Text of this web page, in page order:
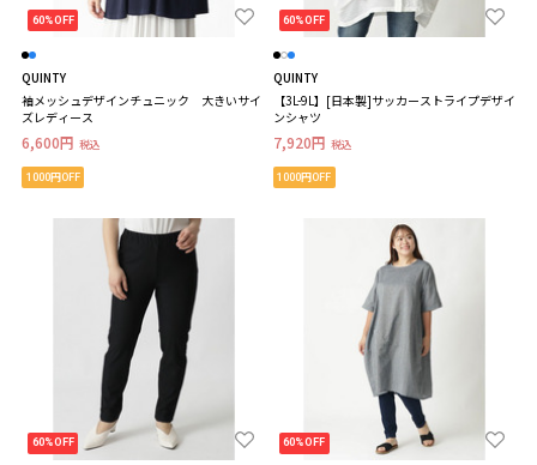
60%OFF
QUINTY
袖メッシュデザインチュニック 大きいサイ
ズレディース
6,600円 税込
1000円OFF
60%OFF
QUINTY
【3L-9L】[日本製]サッカーストライプデザイ
ンシャツ
7,920円 税込
1000円OFF
60%OFF 60%OFF